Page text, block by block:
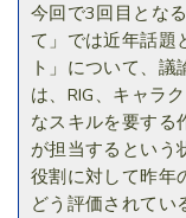
今回で3回目とな
て」では近年話題
ト」について、
は、RIG、キャラ
なスキルを要する
が担当するという
役割に対して昨年
どう評価されてい